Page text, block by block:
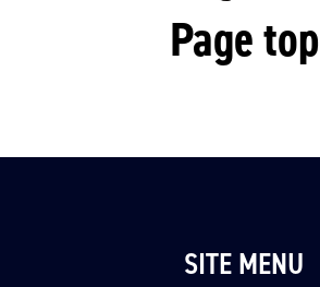
Page top
SITE MENU